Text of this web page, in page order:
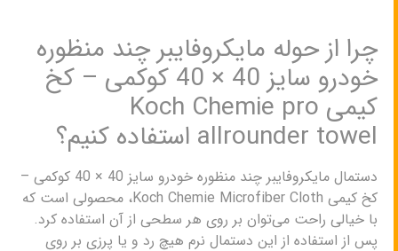
چرا از حوله مایکروفایبر چند منظوره
خودرو سایز 40 × 40 کوکمی – کخ
کیمی Koch Chemie pro
allrounder towel استفاده کنیم؟
دستمال مایکروفایبر چند منظوره خودرو سایز 40 × 40 کوکمی –
کخ کیمی Koch Chemie Microfiber Cloth، محصولی است که
با خیالی راحت می‌توان بر روی هر سطحی از آن استفاده کرد.
پس از استفاده از این دستمال نرم هیچ رد و یا پرزی بر روی